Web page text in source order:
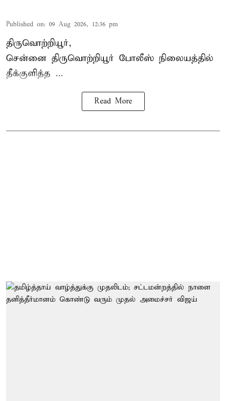
Published on: 09 Aug 2026, 12:36 pm
திருவொற்றியூர்,
சென்னை திருவொற்றியூர் போலீஸ் நிலையத்தில்
தீக்குளித்த ...
Read More